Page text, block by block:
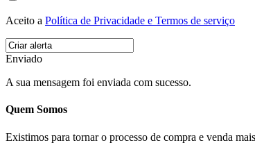
Aceito a Política de Privacidade e Termos de serviço
Enviado
A sua mensagem foi enviada com sucesso.
Quem Somos
Existimos para tornar o processo de compra e venda